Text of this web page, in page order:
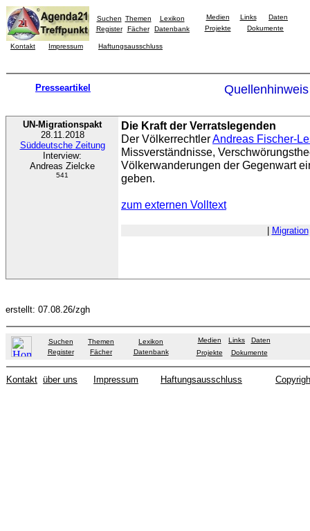
Suchen Themen
Lexikon
Register
Fächer Datenbank
Medien Links
Daten
Projekte
Dokumente
Kontakt Impressum Haftungsausschluss
Presseartikel Quellenhinweis
UN-Migrationspakt
28.11.2018
Süddeutsche Zeitung
Interview:
Andreas Zielcke
541
Die Kraft der Verratslegenden
Der VölkerrechtlerAndreas Fischer-
Missverständnisse,
Völkerwanderungen der Gegenwart
geben.
zum externen Volltext
Migration
erstellt: 07.08.26/zgh
Suchen Themen
Lexikon
Register
Fächer Datenbank
Medien Links
Daten
Projekte
Dokumente
Kontakt über uns Impressum Haftungsausschluss